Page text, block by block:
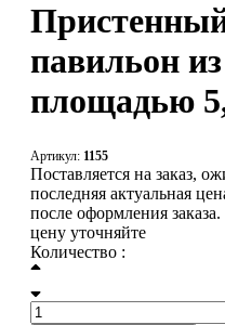
павильон
площадью
Артикул: 1155
Поставляется на заказ,
последняя актуальная
после оформления заказа.
цену уточняйте
Количество :